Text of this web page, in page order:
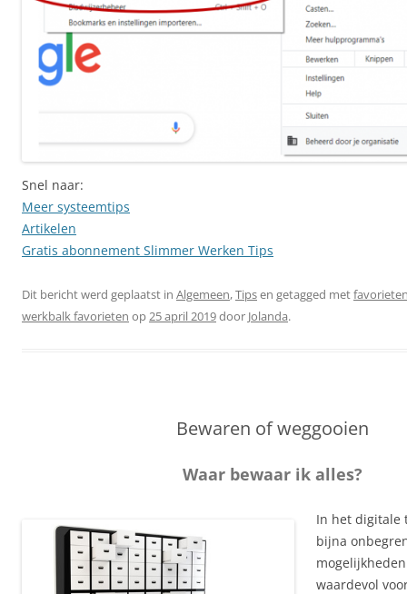
Snel naar:
Meer systeemtips
Artikelen
Gratis abonnement Slimmer Werken Tips
Dit bericht werd geplaatst in Algemeen,Tipsen getagged met
werkbalk favorieten op 25 april 2019door Jolanda.
Bewaren of weggooien
Waar bewaar ik alles?
In het digitale
bijna
waardevol